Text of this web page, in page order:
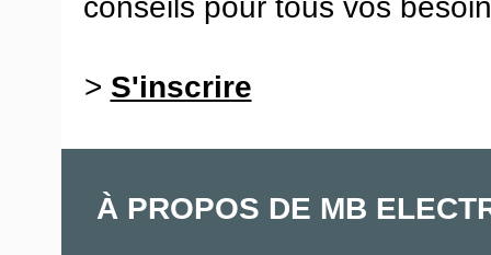
conseils pour tous vos
> S'inscrire
À PROPOS DE MB